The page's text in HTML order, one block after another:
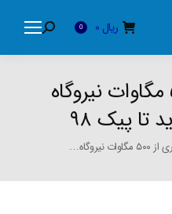
ریال 0
Search:
بهره‌برداری از ۵۰۰ مگاوات نیروگاه
تا پیک ۹۸
نیروگاه…